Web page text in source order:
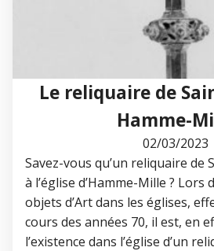
Le reliquaire de
Hamme-
02/03/2023
Savez-vous qu’un reliquaire de
à l’église d’Hamme-Mille ? Lors
objets d’Art dans les églises,
cours des années 70, il est, en
l’existence dans l’église d’un